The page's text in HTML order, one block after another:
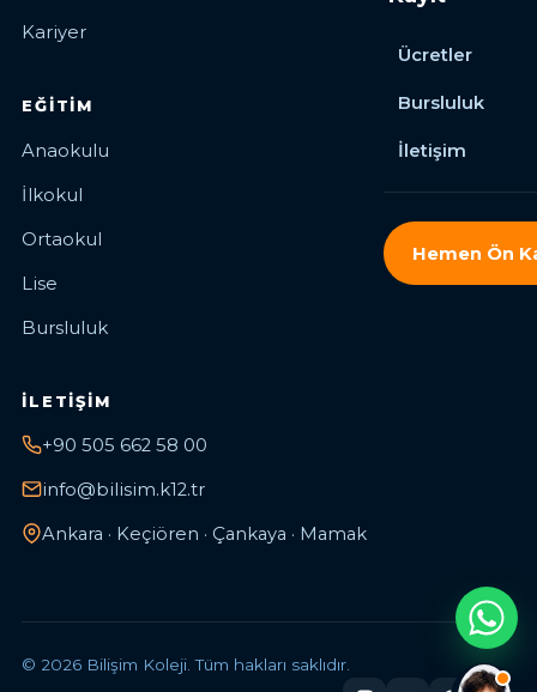
Ücretler
Bursluluk
İletişim
Hemen Ön
Kariyer
EĞITIM
Anaokulu
İlkokul
Ortaokul
Lise
Bursluluk
İLETIŞIM
+90 505 662 58 00
info@bilisim.k12.tr
Ankara · Keçiören · Çankaya · Mamak
© 2026 Bilişim Koleji. Tüm hakları saklıdır.